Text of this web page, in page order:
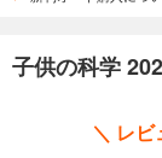
あ
734
子供の科学
＼ レ